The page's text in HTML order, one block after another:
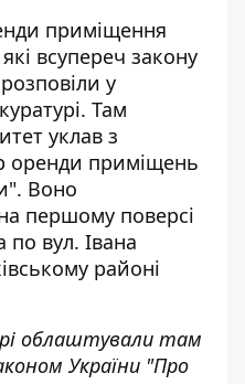
приміщення
всупереч закону
розповіли у
. Там
уклав з
оренди приміщень
Воно
першому поверсі
по вул. Івана
районі
облаштували там
України "Про